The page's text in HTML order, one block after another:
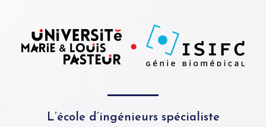
L’école d’ingénieurs spécialiste